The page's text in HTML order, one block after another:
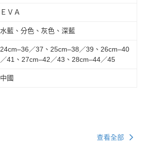
ＥＶＡ
水藍、分色、灰色、深藍
24cm–36／37、25cm–38／39、26cm–40
／41、27cm–42／43、28cm–44／45
中國
查看全部